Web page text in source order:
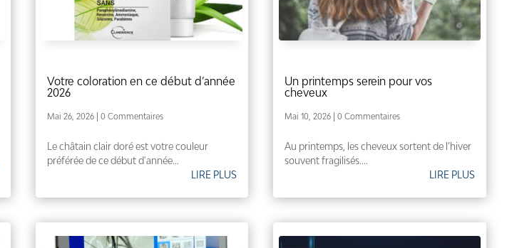
Votre coloration en ce début d’année
2026
Mai 26, 2026 | 0 Commentaires
Le châtain clair doré est votre couleur
préférée de ce début d'année...
LIRE PLUS
Un printemps serein pour vos
cheveux
Mai 10, 2026 | 0 Commentaires
Au printemps, les cheveux sortent de l’hiver
souvent fragilisés....
LIRE PLUS